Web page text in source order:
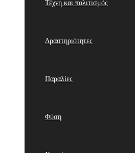
Τέχνη και πολιτισμός
Δραστηριότητες
Παραλίες
Φύση